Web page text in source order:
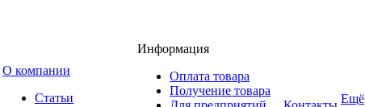
O компании
Статьи
Информация
Оплата товара
Получение товара
Ещё